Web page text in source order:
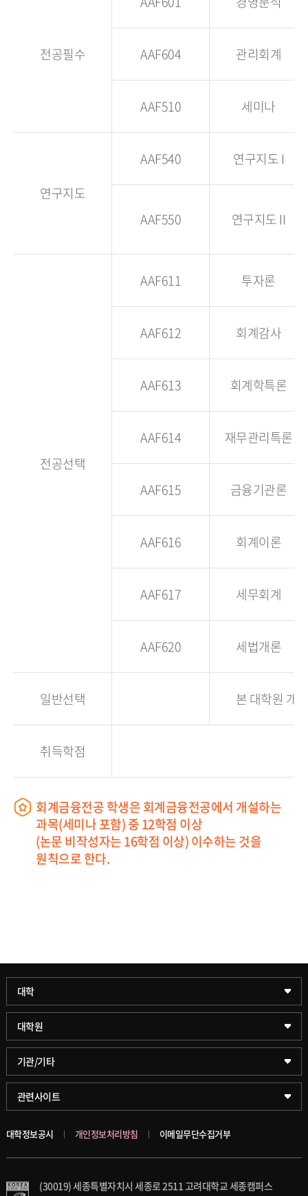
전공필수 AAF604 관리회계
AAF510 세미나
연구지도
AAF540 연구지도 I
AAF550 연구지도 II
전공선택
AAF611 투자론
AAF612 회계감사
AAF613 회계학특론
AAF614 재무관리특론
AAF615 금융기관론
AAF616 회계이론
AAF617 세무회계
AAF620 세법개론
일반선택 본 대학원 개
취득학점
회계금융전공 학생은 회계금융전공에서 개설하는
과목(세미나 포함) 중 12학점 이상
(논문 비작성자는 16학점 이상) 이수하는 것을
원칙으로 한다.
대학
과학기술대학
약학대학
글로벌비즈니스대학
공공정책대학
스마트도시학부
대학원
일반대학원
문화스포츠대학원
창업경영대학원
융합과학대학원
가속기과학과(일반대학원)
기관/기타
학술정보원(도서관)
학술정보팀
국제교류교육원
대학일자리플러스센터
관련사이트
KUPID
블랙보드
대학정보공시 개인정보처리방침 이메일무단수집거부
(30019) 세종특별자치시 세종로 2511 고려대학교 세종캠퍼스